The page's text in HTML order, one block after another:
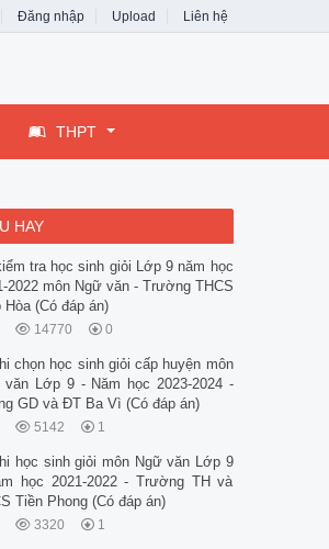
Đăng nhập Upload Liên hệ
THPT
HAY
tra học sinh giỏi Lớp 9 năm học
2022 môn Ngữ văn - Trường THCS
Hòa (Có đáp án)
14770 0
chọn học sinh giỏi cấp huyện môn
văn Lớp 9 - Năm học 2023-2024 -
GD và ĐT Ba Vì (Có đáp án)
5142 1
học sinh giỏi môn Ngữ văn Lớp 9
học 2021-2022 - Trường TH và
Tiền Phong (Có đáp án)
3320 1